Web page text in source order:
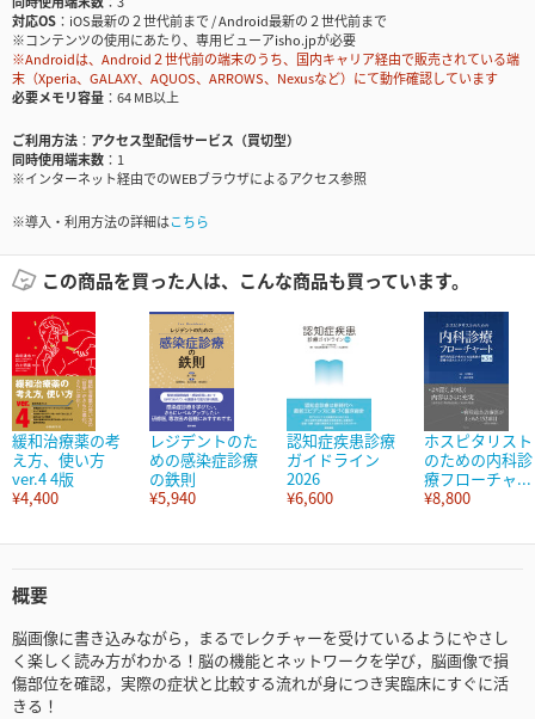
対応OS
iOS最新の２世代前まで / Android最新の２世代前まで
※コンテンツの使用にあたり、専用ビューアisho.jpが必要
※Androidは、Android２世代前の端末のうち、国内キャリア経由で販売されている端
末（Xperia、GALAXY、AQUOS、ARROWS、Nexusなど）にて動作確認しています
必要メモリ容量
64 MB以上
ご利用方法
アクセス型配信サービス（買切型）
同時使用端末数
1
※インターネット経由でのWEBブラウザによるアクセス参照
※導入・利用方法の詳細はこちら
この商品を買った人は、こんな商品も買っています。
緩和治療薬の考
え方、使い方
ver.4 4版
¥4,400
レジデントのた
めの感染症診療
の鉄則
¥5,940
認知症疾患診療
ガイドライン
2026
¥6,600
ホスピタリスト
のための内科診
療フローチャ...
¥8,800
概要
脳画像に書き込みながら，まるでレクチャーを受けているようにやさし
く楽しく読み方がわかる！脳の機能とネットワークを学び，脳画像で損
傷部位を確認，実際の症状と比較する流れが身につき実臨床にすぐに活
きる！